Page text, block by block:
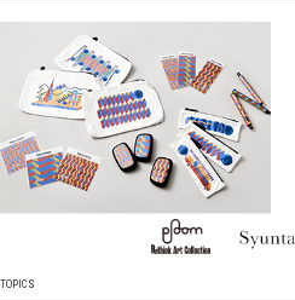
TOPICS